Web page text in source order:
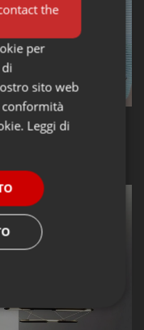
LIGHTING
the
per
sito web
Leggi di